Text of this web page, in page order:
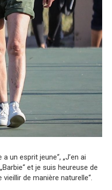
un esprit jeune“, „J’en ai
et je suis heureuse de
de manière naturelle“.